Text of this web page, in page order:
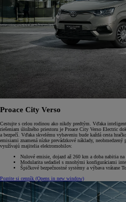
Proace City Verso
Cestujte s celou rodinou ako nikdy predtým. Vďaka
riešeniam úložného priestoru je Proace City Verso Electric
a bezpečí. Vďaka skvelému vybaveniu bude každá cesta
emisiami znamená nízke prevádzkové náklady,
využívajú majitelia elektromobilov.
Nulové emisie, dojazd až 260 km a doba nabitia
Modularita sedadiel s mnohými konfiguráciami
Špičkové bezpečnostné systémy a výbava vrátane
Pozrite si cenník (Opens in new window)